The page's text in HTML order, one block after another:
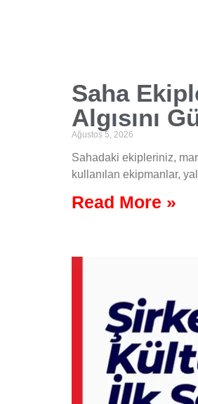
Saha
Algısını
Ağustos 5, 2026
Sahadaki ekipleriniz,
kullanılan ekipmanlar,
Read More »